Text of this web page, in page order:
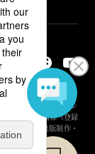
が、著作権者からコン
を示す登録商標（登録
たは［電子出版制作・